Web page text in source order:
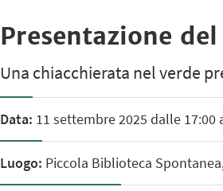
Presentazione
Una chiacchierata nel verde
Data: 11 settembre 2025 dalle 17:00
Luogo: Piccola Biblioteca